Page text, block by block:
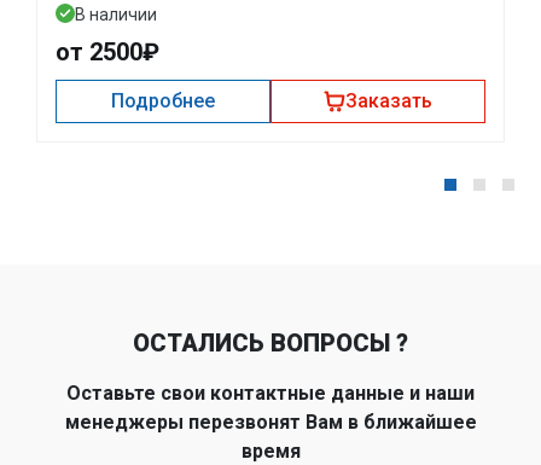
В наличии
от 2500₽
Подробнее Заказать
ОСТАЛИСЬ ВОПРОСЫ ?
Оставьте свои контактные данные и наши
менеджеры перезвонят Вам в ближайшее
время